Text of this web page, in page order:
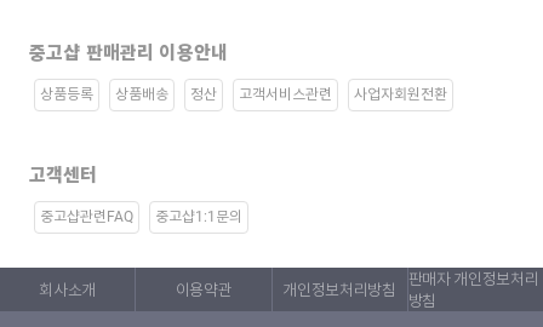
중고샵 판매관리 이용안내
상품등록 상품배송 정산 고객서비스관련 사업자회원전환
고객센터
중고샵관련FAQ 중고샵1:1문의
회사소개 이용약관 개인정보처리방침
판매자 개인정보처리
방침